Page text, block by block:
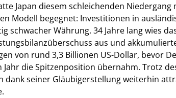
Japan diesem schleichenden Niedergang
Modell begegnet: Investitionen in
schwacher Währung. 34 Jahre lang wies
aus und
von rund 3,3 Billionen US-Dollar, bevor
Jahr die Spitzenposition übernahm. Trotz
dank seiner Gläubigerstellung weiterhin